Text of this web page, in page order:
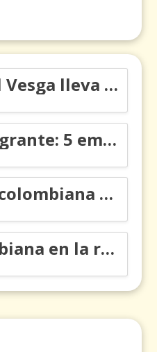
Carlos Manuel Vesga lleva el nombre de Colombia a los Emmy
Resiliencia migrante: 5 emociones y cómo gestionarlas
Tatiana Toro: colombiana que cambió la historia de las matemáticas
Ciencia colombiana en la revolución de los órganos en chips